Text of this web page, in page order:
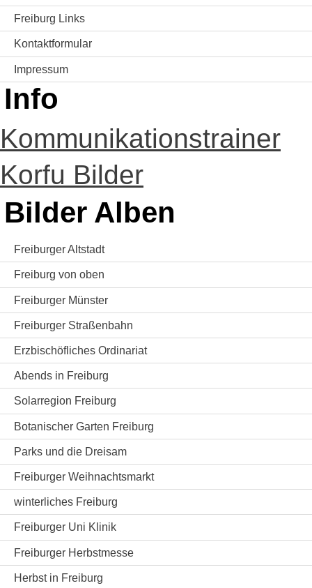
Freiburg Links
Kontaktformular
Impressum
Info
Kommunikationstrainer
Korfu Bilder
Bilder Alben
Freiburger Altstadt
Freiburg von oben
Freiburger Münster
Freiburger Straßenbahn
Erzbischöfliches Ordinariat
Abends in Freiburg
Solarregion Freiburg
Botanischer Garten Freiburg
Parks und die Dreisam
Freiburger Weihnachtsmarkt
winterliches Freiburg
Freiburger Uni Klinik
Freiburger Herbstmesse
Herbst in Freiburg